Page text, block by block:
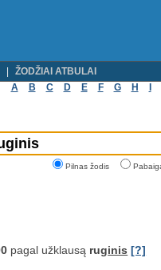
ŽODŽIAI ATBULAI
A
B C D E F G H
Pilnas žodis
pagal užklausą ruginis [?]